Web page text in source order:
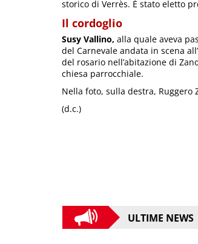
storico di Verrès. È stato eletto
Il cordoglio
Susy Vallino, alla quale aveva
del Carnevale andata in scena
del rosario nell’abitazione di
chiesa parrocchiale.
Nella foto, sulla destra, Ruggero
(d.c.)
ULTIME NEWS